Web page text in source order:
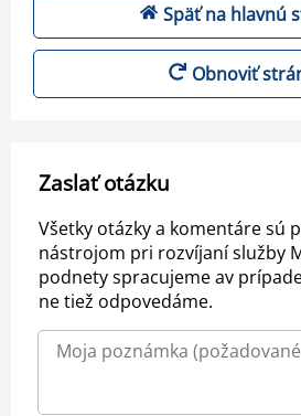
Späť na hlavnú
Obnoviť
Zaslať otázku
Všetky otázky a komentáre sú
nástrojom pri rozvíjaní služby
podnety spracujeme av
ne tiež odpovedáme.